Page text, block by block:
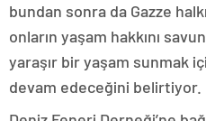
bundan sonra da Gazze
onların yaşam hakkını
yaraşır bir yaşam sunmak
devam edeceğini belirtiyor.